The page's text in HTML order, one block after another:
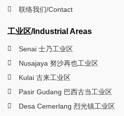
联络我们/Contact
工业区/Industrial Areas
Senai 士乃工业区
Nusajaya 努沙再也工业区
Kulai 古来工业区
Pasir Gudang 巴西古当工业区
Desa Cemerlang 烈光镇工业区